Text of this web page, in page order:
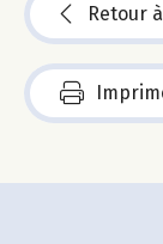
Retour